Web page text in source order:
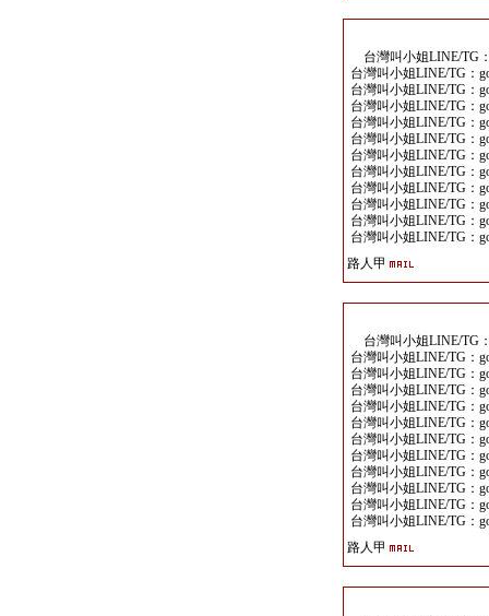
台灣叫小姐LINE/TG
台灣叫小姐LINE/TG：
台灣叫小姐LINE/TG：
台灣叫小姐LINE/TG：
台灣叫小姐LINE/TG：
台灣叫小姐LINE/TG：
台灣叫小姐LINE/TG：
台灣叫小姐LINE/TG：
台灣叫小姐LINE/TG：
台灣叫小姐LINE/TG：
台灣叫小姐LINE/TG：
台灣叫小姐LINE/TG：
路人甲
台灣叫小姐LINE/TG
台灣叫小姐LINE/TG：
台灣叫小姐LINE/TG：
台灣叫小姐LINE/TG：
台灣叫小姐LINE/TG：
台灣叫小姐LINE/TG：
台灣叫小姐LINE/TG：
台灣叫小姐LINE/TG：
台灣叫小姐LINE/TG：
台灣叫小姐LINE/TG：
台灣叫小姐LINE/TG：
台灣叫小姐LINE/TG：
路人甲